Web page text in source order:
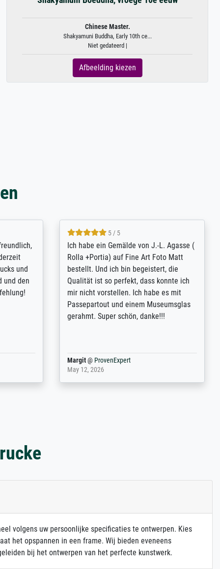
Chinese Master.
Shakyamuni Buddha, Early 10th ce...
Niet gedateerd |
Afbeelding kiezen
is
go-to
on -
4.8 / 5
Qualité absolument irréprochable.
Extraordinaire diversité des thèmes
abordés et personnalisation des
demandes (recadrage, réajustement des
couleurs). Relation clientèle parfaite.
Transport, réception sans aucun
problème. Merci à toute l'équipe ! Hervé
Anonym@ProvenExpert
March 31, 2025
volgens uw persoonlijke specificaties te ontwerpen. Kies
het opspannen in een frame. Wij bieden eveneens
bij het ontwerpen van het perfecte kunstwerk.